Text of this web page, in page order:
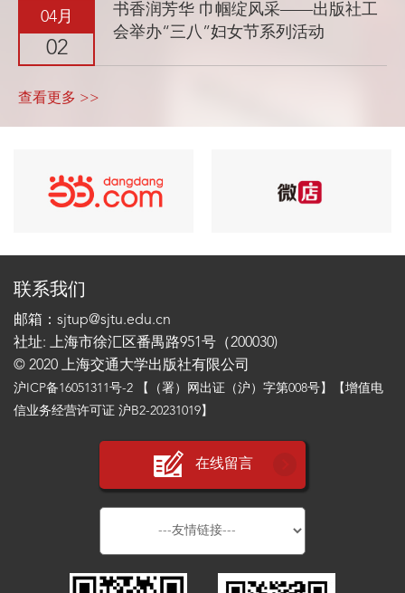
04月
02
书香润芳华 巾帼绽风采——出版社工
会举办“三八”妇女节系列活动
查看更多 >>
联系我们
邮箱：sjtup@sjtu.edu.cn
社址: 上海市徐汇区番禺路951号（200030)
© 2020 上海交通大学出版社有限公司
沪ICP备16051311号-2 【（署）网出证（沪）字第008号】【增值电
信业务经营许可证 沪B2-20231019】
在线留言